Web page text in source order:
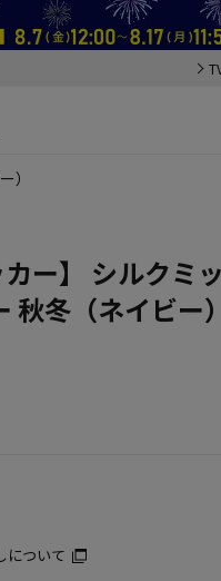
）
カー】 シルクミ
秋冬（ネイビー）
について